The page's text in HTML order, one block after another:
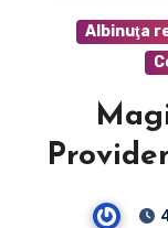
Albinuţa